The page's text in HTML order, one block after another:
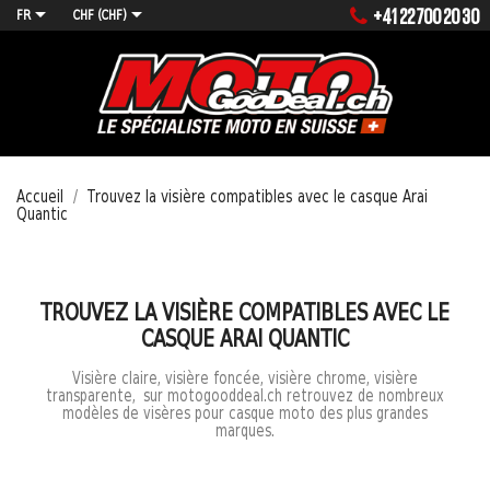
FR CHF (CHF) +41 22 700 20 30
Accueil
Trouvez la visière compatibles avec le casque Arai
Quantic
TROUVEZ LA VISIÈRE COMPATIBLES AVEC LE
CASQUE ARAI QUANTIC
Visière claire, visière foncée, visière chrome, visière
transparente, sur motogooddeal.ch retrouvez de nombreux
modèles de visères pour casque moto des plus grandes
marques.